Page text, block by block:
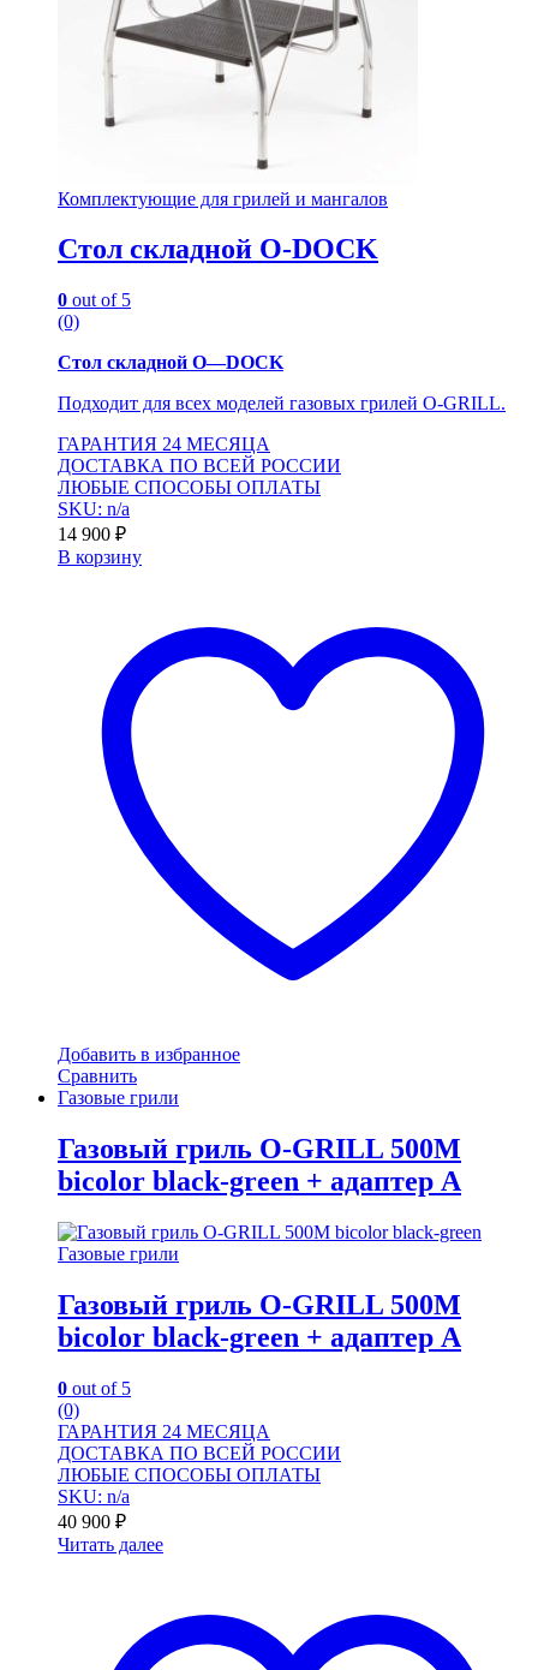
Комплектующие для грилей и мангалов
Стол складной O-DOCK
0 out of 5
(0)
Стол складной O—DOCK
Подходит для всех моделей газовых грилей O-GRILL.
ГАРАНТИЯ 24 МЕСЯЦА
ДОСТАВКА ПО ВСЕЙ РОССИИ
ЛЮБЫЕ СПОСОБЫ ОПЛАТЫ
SKU: n/a
14 900 ₽
В корзину
Добавить в избранное
Сравнить
Газовые грили
Газовый гриль O-GRILL 500M
bicolor black-green + адаптер А
Газовые грили
Газовый гриль O-GRILL 500M
bicolor black-green + адаптер А
0 out of 5
(0)
ГАРАНТИЯ 24 МЕСЯЦА
ДОСТАВКА ПО ВСЕЙ РОССИИ
ЛЮБЫЕ СПОСОБЫ ОПЛАТЫ
SKU: n/a
40 900 ₽
Читать далее